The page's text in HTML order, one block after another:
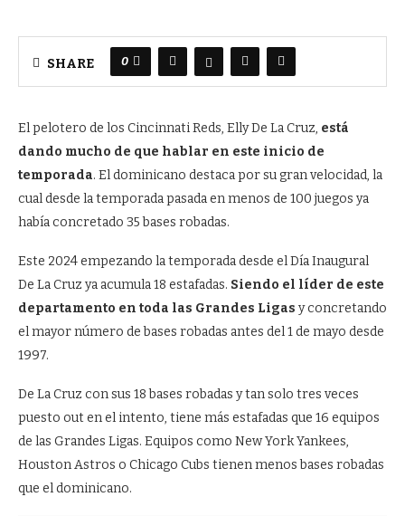
SHARE 0
El pelotero de los Cincinnati Reds, Elly De La Cruz, está
dando mucho de que hablar en este inicio de
temporada. El dominicano destaca por su gran velocidad, la
cual desde la temporada pasada en menos de 100 juegos ya
había concretado 35 bases robadas.
Este 2024 empezando la temporada desde el Día Inaugural
De La Cruz ya acumula 18 estafadas. Siendo el líder de este
departamento en toda las Grandes Ligas y concretando
el mayor número de bases robadas antes del 1 de mayo desde
1997.
De La Cruz con sus 18 bases robadas y tan solo tres veces
puesto out en el intento, tiene más estafadas que 16 equipos
de las Grandes Ligas. Equipos como New York Yankees,
Houston Astros o Chicago Cubs tienen menos bases robadas
que el dominicano.